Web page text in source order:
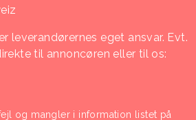
leverandørernes eget ansvar. Evt.
til annoncøren eller til os:
og mangler i information listet på